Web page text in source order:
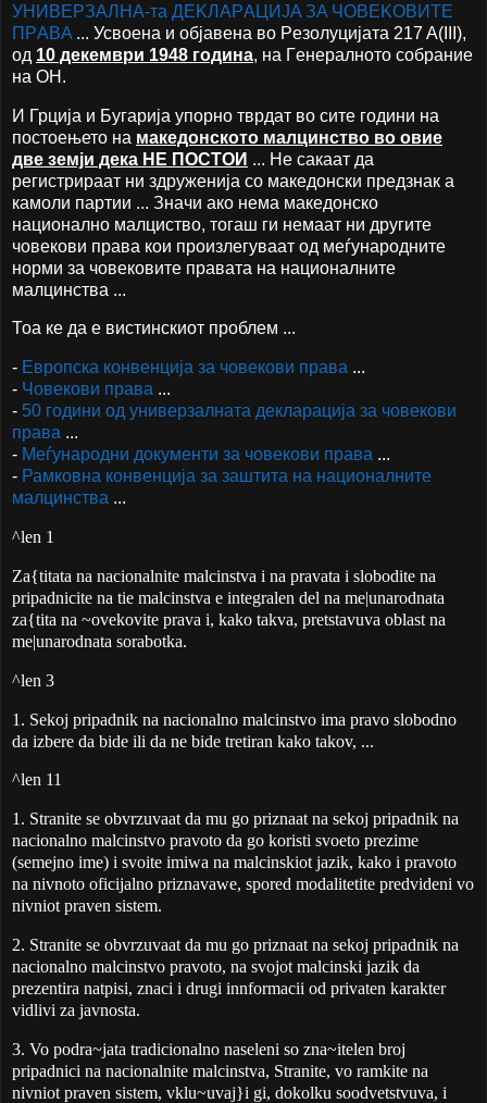
УНИВEРЗAЛНA-та ДEKЛAРAЦИJA ЗA ЧOВEKOВИTE
ПРAВA ... Усвoeнa и oбjaвeнa вo Рeзoлуциjaтa 217 A(III),
oд 10 дeкeмври 1948 гoдинa, нa Γeнeрaлнoтo сoбрaниe
на ОН.
И Грција и Бугарија упорно тврдат во сите години на
постоењето на македонското малцинство во овие
две земји дека НЕ ПОСТОИ ... Не сакаат да
регистрираат ни здруженија со македонски предзнак а
камоли партии ... Значи ако нема македонско
национално малциство, тогаш ги немаат ни другите
човекови права кои произлегуваат од меѓународните
норми за човековите правата на националните
малцинства ...
Тоа ке да е вистинскиот проблем ...
- Европска конвенција за човекови права ...
- Човекови права ...
- 50 години од универзалната декларација за човекови
права ...
- Меѓународни документи за човекови права ...
- Рамковна конвенција за заштита на националните
малцинства ...
^len 1
Za{titata na nacionalnite malcinstva i na pravata i slobodite na
pripadnicite na tie malcinstva e integralen del na me|unarodnata
za{tita na ~ovekovite prava i, kako takva, pretstavuva oblast na
me|unarodnata sorabotka.
^len 3
1. Sekoj pripadnik na nacionalno malcinstvo ima pravo slobodno
da izbere da bide ili da ne bide tretiran kako takov, ...
^len 11
1. Stranite se obvrzuvaat da mu go priznaat na sekoj pripadnik na
nacionalno malcinstvo pravoto da go koristi svoeto prezime
(semejno ime) i svoite imiwa na malcinskiot jazik, kako i pravoto
na nivnoto oficijalno priznavawe, spored modalitetite predvideni vo
nivniot praven sistem.
2. Stranite se obvrzuvaat da mu go priznaat na sekoj pripadnik na
nacionalno malcinstvo pravoto, na svojot malcinski jazik da
prezentira natpisi, znaci i drugi innformacii od privaten karakter
vidlivi za javnosta.
3. Vo podra~jata tradicionalno naseleni so zna~itelen broj
pripadnici na nacionalnite malcinstva, Stranite, vo ramkite na
nivniot praven sistem, vklu~uvaj}i gi, dokolku soodvetstvuva, i